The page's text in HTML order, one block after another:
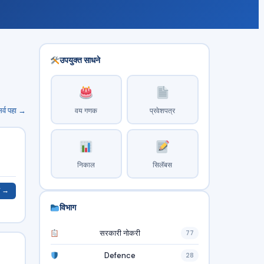
पहा →
→
उपयुक्त साधने
वय गणक प्रवेशपत्र
निकाल सिलॅबस
विभाग
सरकारी नोकरी 77
Defence 28